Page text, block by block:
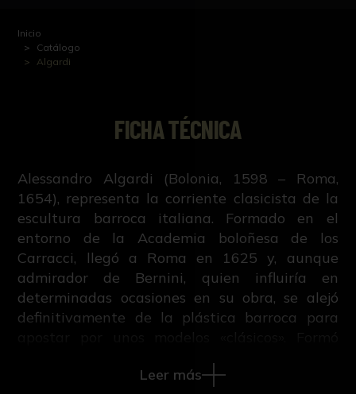
Inicio
Catálogo
Algardi
FICHA TÉCNICA
Alessandro Algardi (Bolonia, 1598 – Roma,
1654), representa la corriente clasicista de la
escultura barroca italiana. Formado en el
entorno de la Academia boloñesa de los
Carracci, llegó a Roma en 1625 y, aunque
admirador de Bernini, quien influiría en
determinadas ocasiones en su obra, se alejó
definitivamente de la plástica barroca para
Sacchi, y del escultor Francesco Duquesnoy,
Leer más